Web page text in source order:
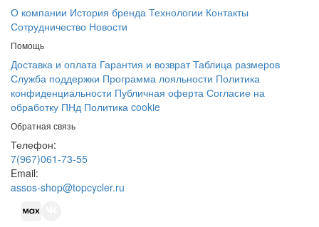
О компании История бренда Технологии Контакты
Сотрудничество Новости
Помощь
Доставка и оплата Гарантия и возврат Таблица размеров
Служба поддержки Программа лояльности Политика
конфиденциальности Публичная оферта Согласие на
обработку ПНд Политика cookie
Обратная связь
Телефон:
7(967)061-73-55
Email:
assos-shop@topcycler.ru